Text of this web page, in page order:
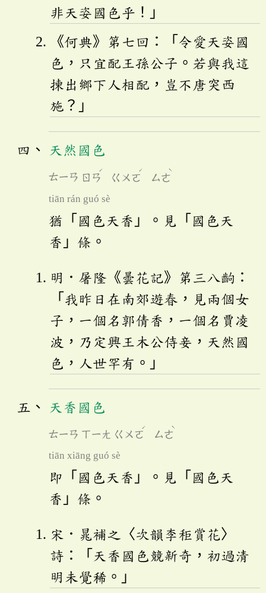
非天姿國色乎！」
《何典》第七回：「令愛天姿國
色，只宜配王孫公子。若與我這
揀出鄉下人相配，豈不唐突西
施？」
天然國色
ㄊㄧㄢ ㄖㄢ
ˊ
ㄍㄨㄛ
ˊ
ㄙㄜ
ˋ
tiān rán guó sè
猶「國色天香」。見「國色天
香」條。
明．屠隆《曇花記》第三八齣：
「我昨日在南郊遊春，見兩個女
子，一個名郭倩香，一個名賈凌
波，乃定興王木公侍妾，天然國
色，人世罕有。」
天香國色
ㄊㄧㄢ ㄒㄧㄤ ㄍㄨㄛ
ˊ
ㄙㄜ
ˋ
tiān xiāng guó sè
即「國色天香」。見「國色天
香」條。
宋．晁補之〈次韻李秬賞花〉
詩：「天香國色競新奇，初過清
明未覺稀。」